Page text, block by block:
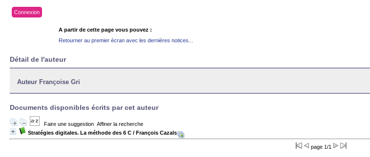
Connexion
A partir de cette page vous pouvez :
Retourner au premier écran avec les dernières notices...
Détail de l'auteur
Auteur Françoise Gri
Documents disponibles écrits par cet auteur
Faire une suggestion Affiner la recherche
Stratégies digitales. La méthode des 6 C / François Cazals
page 1/1